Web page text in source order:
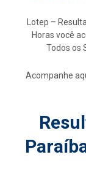
Lotep –
Horas você
Todos os
Acompanhe